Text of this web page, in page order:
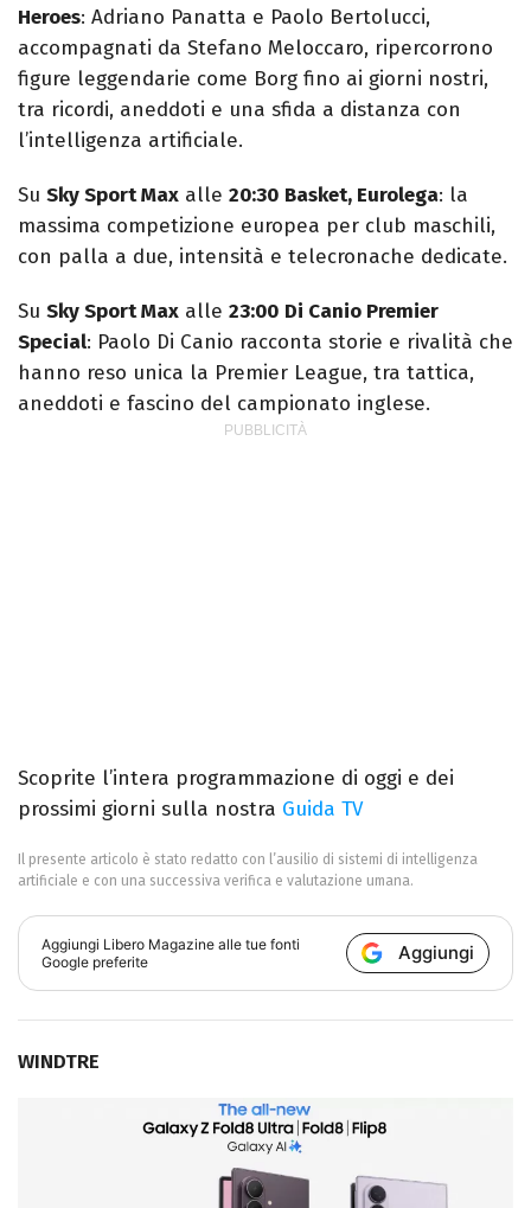
Heroes: Adriano Panatta e Paolo Bertolucci,
accompagnati da Stefano Meloccaro, ripercorrono
figure leggendarie come Borg fino ai giorni nostri,
tra ricordi, aneddoti e una sfida a distanza con
l’intelligenza artificiale.
Su Sky Sport Max alle 20:30 Basket, Eurolega: la
massima competizione europea per club maschili,
con palla a due, intensità e telecronache dedicate.
Su Sky Sport Max alle 23:00 Di Canio Premier
Special: Paolo Di Canio racconta storie e rivalità che
hanno reso unica la Premier League, tra tattica,
aneddoti e fascino del campionato inglese.
Scoprite l’intera programmazione di oggi e dei
prossimi giorni sulla nostra Guida TV
Il presente articolo è stato redatto con l’ausilio di sistemi di intelligenza
artificiale e con una successiva verifica e valutazione umana.
Aggiungi Libero Magazine alle tue fonti
Google preferite
Aggiungi
WINDTRE